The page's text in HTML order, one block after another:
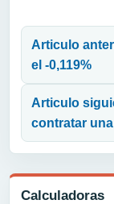
Calculadoras
Articulo
el -0,119%
Articulo
contratar